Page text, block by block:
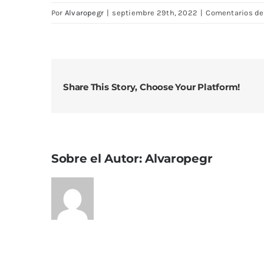
Por Alvaropegr | septiembre 29th, 2022 | Comentarios
Share This Story, Choose Your Platform!
Sobre el Autor:Alvaropegr